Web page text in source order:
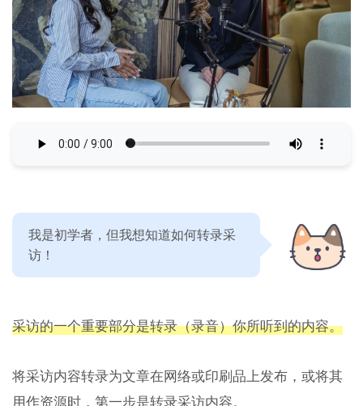
我是初学者，但我想知道如何转录采
访！
采访的一个重要部分是转录（录音）你所听到的内容。
将采访内容转录为文章在网络或印刷品上发布，或将其
用作资源时，第一步是转录采访内容。